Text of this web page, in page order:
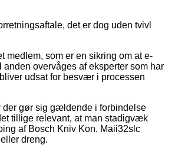
det er dog uden tvivl
medlem, som er en sikring om at e-
overvåges af eksperter som har
udsat for besvær i processen
der gør sig gældende i forbindelse
tillige relevant, at man stadigvæk
af Bosch Kniv Kon. Maii32slc
dreng.